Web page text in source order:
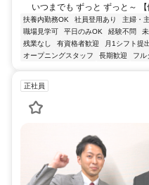
いつまでも ずっと ずっと～
扶養内勤務OK 社員登用あり 主婦・
職場見学可
平日のみOK 経験不問
残業なし
有資格者歓迎 月1シフト提
オープニングスタッフ
長期歓迎 フル
正社員